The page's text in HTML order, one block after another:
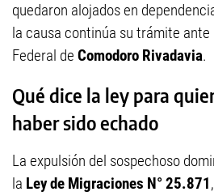
quedaron alojados en
la causa continúa su trámite ante
Federal de Comodoro Rivadavia.
Qué dice la ley para
haber sido echado
La expulsión del sospechoso
la Ley de Migraciones N° 25.871